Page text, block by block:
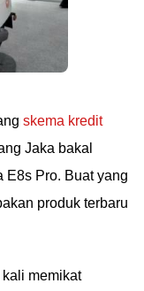
skema kredit
Jaka bakal
E8s Pro. Buat yang
produk terbaru
memikat